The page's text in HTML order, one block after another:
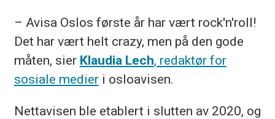
– Avisa Oslos første år har vært rock'n'roll!
Det har vært helt crazy, men på den gode
måten, sier Klaudia Lech, redaktør for
sosiale medieri osloavisen.
Nettavisen ble etablert i slutten av 2020, og